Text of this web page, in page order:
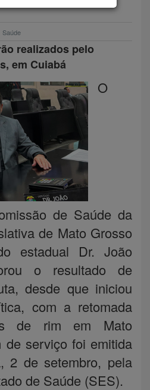
Saúde
realizados pelo
em Cuiabá
O
de Saúde da
de Mato Grosso
estadual Dr. João
o resultado de
desde que iniciou
com a retomada
de rim em Mato
de serviço foi emitida
2 de setembro, pela
de Saúde (SES).